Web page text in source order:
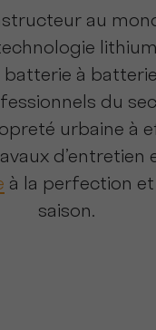
au
à batterie,
du
urbaine à
d’entretien
à la perfection
saison.